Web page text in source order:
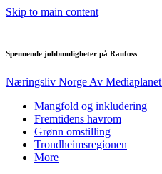
Skip to main content
Spennende jobbmuligheter på Raufoss
Næringsliv Norge Av Mediaplanet
Mangfold og inkludering
Fremtidens havrom
Grønn omstilling
Trondheimsregionen
More